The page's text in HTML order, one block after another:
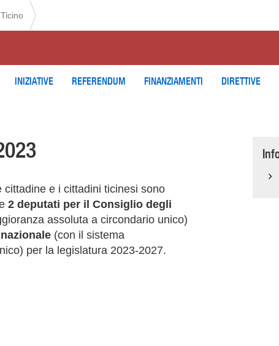
INIZIATIVE REFERENDUM FINANZIAMENTI DIRETTIVE
cittadine e i cittadini ticinesi sono
2 deputati per il Consiglio degli
assoluta a circondario unico)
(con il sistema
per la legislatura 2023-2027.